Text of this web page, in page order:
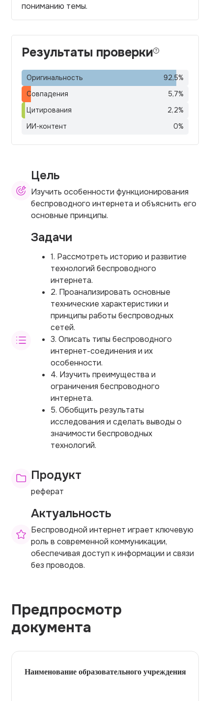
пониманию темы.
Результаты проверки
Оригинальность 92,5%
Совпадения
5,7%
Цитирования
2,2%
ИИ-контент
0%
Цель
Изучить особенности функционирования
беспроводного интернета и объяснить его
основные принципы.
Задачи
1. Рассмотреть историю и развитие
технологий беспроводного
интернета.
2. Проанализировать основные
технические характеристики и
принципы работы беспроводных
сетей.
3. Описать типы беспроводного
интернет-соединения и их
особенности.
4. Изучить преимущества и
ограничения беспроводного
интернета.
5. Обобщить результаты
исследования и сделать выводы о
значимости беспроводных
технологий.
Продукт
реферат
Актуальность
Беспроводной интернет играет ключевую
роль в современной коммуникации,
обеспечивая доступ к информации и связи
без проводов.
Предпросмотр
документа
Наименование образовательного учреждения